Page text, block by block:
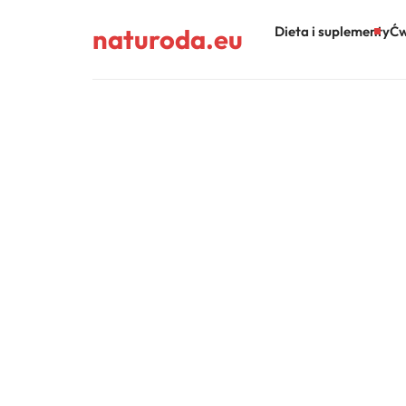
naturoda.eu Dieta i suplementy